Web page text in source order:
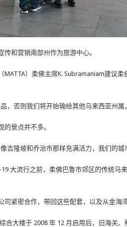
和营销南部州作为旅游中心。
MATTA）柔佛主席K. Subramaniam建议
，否则我们将开始输给其他马来西亚州属
景点并不多。
吉隆坡和乔治市那样充满活力，我们的城
大流行之前，柔佛巴鲁市郊区的传统马
司紧密合作，带回这些配套，以及从金海
合大楼于 2008 年 12 月启用后，旧海关